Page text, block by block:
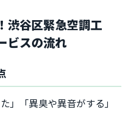
渋谷区緊急空調工
ビスの流れ
」「異臭や異音がする」